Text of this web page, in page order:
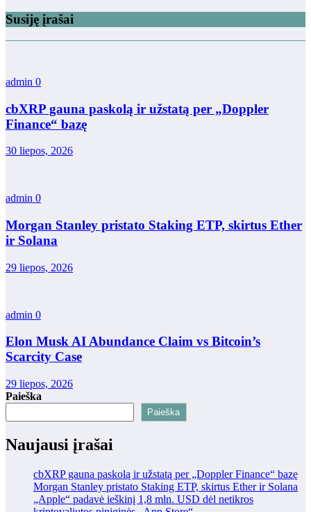
Susiję įrašai
admin 0
cbXRP gauna paskolą ir užstatą per „Doppler
Finance“ bazę
30 liepos, 2026
admin 0
Morgan Stanley pristato Staking ETP, skirtus Ether
ir Solana
29 liepos, 2026
admin 0
Elon Musk AI Abundance Claim vs Bitcoin’s
Scarcity Case
29 liepos, 2026
Paieška
Paieška
Naujausi įrašai
cbXRP gauna paskolą ir užstatą per „Doppler Finance“ bazę
Morgan Stanley pristato Staking ETP, skirtus Ether ir Solana
„Apple“ padavė ieškinį 1,8 mln. USD dėl netikros